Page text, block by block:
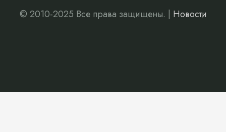
© 2010-2025 Все права защищены. | Новости